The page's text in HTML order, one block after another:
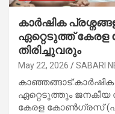
കാർഷിക
ഏറ്റെടുത്ത്
തിരിച്ചുവരും
May 22, 2026 SABARI
കാഞ്ഞങ്ങാട്:കാർഷിക
ഏറ്റെടുത്തും
കേരള കോൺഗ്രസ്